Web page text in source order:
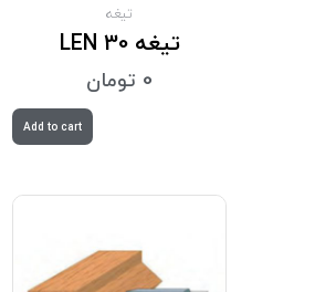
تیغه
تیغه LEN 30
0 تومان
Add to cart